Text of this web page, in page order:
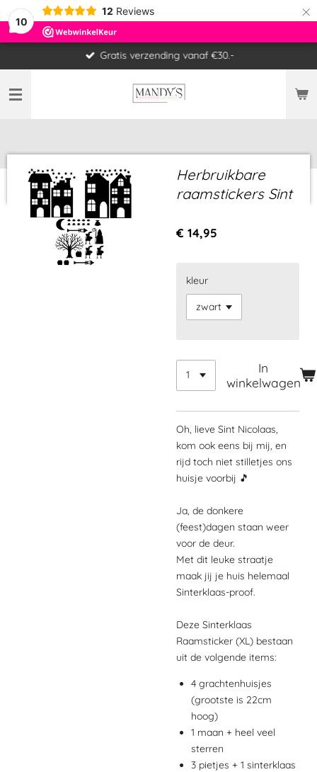
10
12 Reviews ×
Gratis verzending vanaf €30.-
Herbruikbare
raamstickers Sint
€ 14,95
kleur
In
winkelwagen
Oh, lieve Sint Nicolaas,
kom ook eens bij mij, en
rijd toch niet stilletjes ons
huisje voorbij 🎵
Ja, de donkere
(feest)dagen staan weer
voor de deur.
Met dit leuke straatje
maak jij je huis helemaal
Sinterklaas-proof.
Deze Sinterklaas
Raamsticker (XL) bestaan
uit de volgende items:
4 grachtenhuisjes
(grootste is 22cm
hoog)
1 maan + heel veel
sterren
3 pietjes + 1 sinterklaas